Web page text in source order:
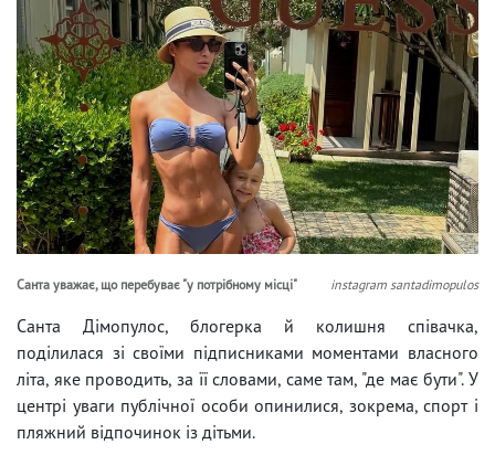
Санта уважає, що перебуває "у потрібному місці" instagram santadimopulos
Санта Дімопулос, блогерка й колишня співачка,
поділилася зі своїми підписниками моментами власного
літа, яке проводить, за її словами, саме там, "де має бути". У
центрі уваги публічної особи опинилися, зокрема, спорт і
пляжний відпочинок із дітьми.